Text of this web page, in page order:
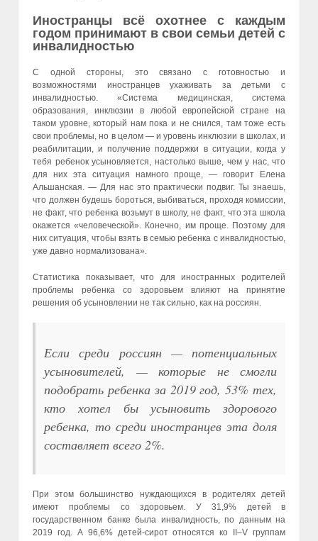
Иностранцы всё охотнее с каждым
годом принимают в свои семьи детей с
инвалидностью
С одной стороны, это связано с готовностью и
возможностями иностранцев ухаживать за детьми с
инвалидностью. «Система медицинская, система
образования, инклюзии в любой европейской стране на
таком уровне, который нам пока и не снился, там тоже есть
свои проблемы, но в целом — и уровень инклюзии в школах, и
реабилитации, и получение поддержки в ситуации, когда у
тебя ребенок усыновляется, настолько выше, чем у нас, что
для них эта ситуация намного проще, — говорит Елена
Альшанская. — Для нас это практически подвиг. Ты знаешь,
что должен будешь бороться, выбиваться, проходя комиссии,
не факт, что ребенка возьмут в школу, не факт, что эта школа
окажется «человеческой». Конечно, им проще. Поэтому для
них ситуация, чтобы взять в семью ребенка с инвалидностью,
уже давно нормализована».
Статистика показывает, что для иностранных родителей
проблемы ребенка со здоровьем влияют на принятие
решения об усыновлении не так сильно, как на россиян.
Если среди россиян — потенциальных
усыновителей, — которые не смогли
подобрать ребенка за 2019 год, 53% тех,
кто хотел бы усыновить здорового
ребенка, то среди иностранцев эта доля
составляет всего 2%.
При этом большинство нуждающихся в родителях детей
имеют проблемы со здоровьем. У 31,9% детей в
государственном банке была инвалидность, по данным на
2019 год. А 96,6% детей-сирот относятся ко II–V группам